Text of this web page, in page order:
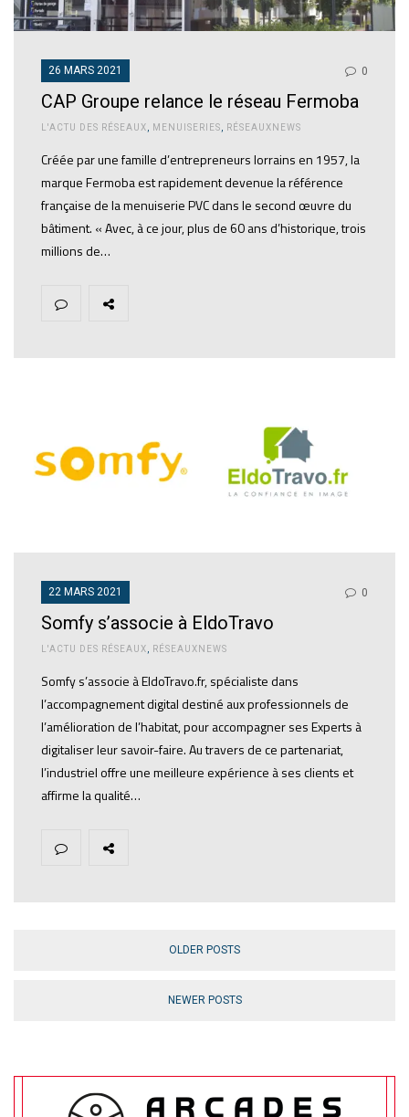
26 MARS 2021 0
CAP Groupe relance le réseau Fermoba
L'ACTU DES RÉSEAUX, MENUISERIES, RÉSEAUXNEWS
Créée par une famille d’entrepreneurs lorrains en 1957, la
marque Fermoba est rapidement devenue la référence
française de la menuiserie PVC dans le second œuvre du
bâtiment. « Avec, à ce jour, plus de 60 ans d’historique, trois
millions de…
22 MARS 2021 0
Somfy s’associe à EldoTravo
L'ACTU DES RÉSEAUX, RÉSEAUXNEWS
Somfy s’associe à EldoTravo.fr, spécialiste dans
l’accompagnement digital destiné aux professionnels de
l’amélioration de l’habitat, pour accompagner ses Experts à
digitaliser leur savoir-faire. Au travers de ce partenariat,
l’industriel offre une meilleure expérience à ses clients et
affirme la qualité…
OLDER POSTS
NEWER POSTS